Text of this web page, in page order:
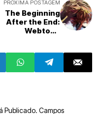
PRÓXIMA POSTAGEM
The Beginning
After the End:
Webtoon
em Março
Publicado. Campos